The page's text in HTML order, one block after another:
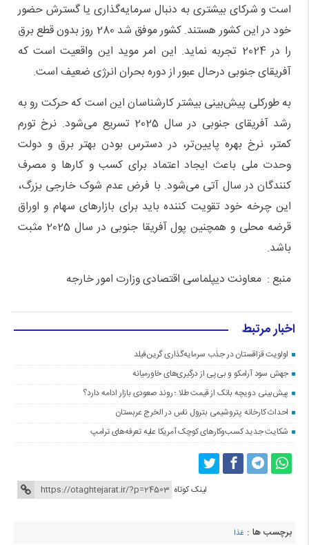
است و شرکای بیشتری به دنبال سرمایه‌گذاری یا گسترش حضور
خود در این کشور هستند. کشور موفق شد 280 روز بدون قطع برق
را در 2024 تجربه نماید. این امر موید این واقعیت است که
آفریقای جنوبی درحال عبور از دوره بحران انرژی ضعیف است.
به طورکلی پیش‌بینی بیشتر کارشناسان این است که حرکت رو به
رشد آفریقای جنوبی در سال 2025 تسریع می‌شود. نرخ تورم
کمتر، نرخ بهره پایین‌تر، در دسترس بودن بهتر برق و دولت
وحدت ملی باعث ایجاد اعتماد برای کسب و کارها و مصرف
کنندگان در سال آتی می‌شود. با فرض عدم شوک خارجی بزرگ،
این چرخه خود تقویت‌ کننده باید برای بازارهای سهام و اوراق
قرضه محلی و همچنین پول آفریقا جنوبی در سال 2025 مثبت
باشد.
منبع : معاونت دیپلماسی اقتصادی وزارت امور خارجه
اخبار مرتبط
اولویت قزاقستان در جذب سرمایه‌گذاری گرین‌فیلد
جهش سود آرامکو و بی‌پی از درگیری‌های خاورمیانه
پیش‌بینی دویچه‌ بانک از قیمت طلا ؛ روند صعودی بازار ادامه دارد؟
احداث کارخانه پتروشیمی بترول ناس در الخرج عربستان
شکایت جدید کسب‌وکارهای کوچک آمریکا علیه تعرفه‌های ترامپ
لینک کوتاه
برچسب ها : غذا